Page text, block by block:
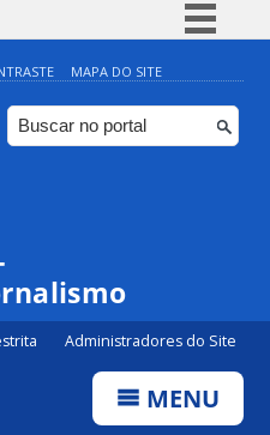
Simplifique!
Comunica BR
Participe
MAPA DO SITE
Administradores do Site
MENU